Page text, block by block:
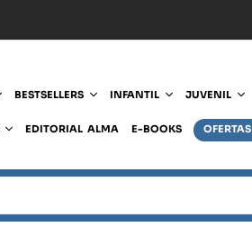
BESTSELLERS INFANTIL JUVENIL
EDITORIAL ALMA E-BOOKS OFERTAS